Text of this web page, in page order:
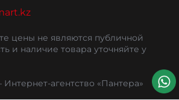
цены не являются публичной
и наличие товара уточняйте у
агентство «Пантера»